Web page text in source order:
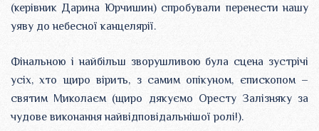
(керівник Дарина Юрчишин) спробували перенести нашу
уяву до небесної канцелярії.
Фінальною і найбільш зворушливою була сцена зустрічі
усіх, хто щиро вірить, з самим опікуном, єпископом –
святим Миколаєм (щиро дякуємо Оресту Залізняку за
чудове виконання найвідповідальнішої ролі!).